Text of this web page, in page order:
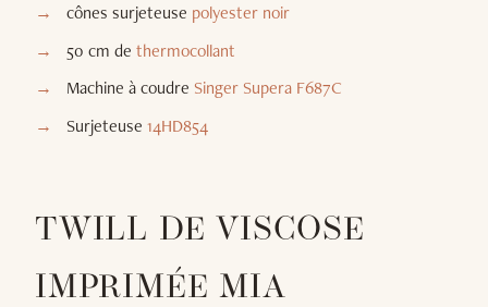
cônes surjeteuse polyester noir
50 cm de thermocollant
Machine à coudre Singer Supera F687C
Surjeteuse 14HD854
TWILL DE VISCOSE
IMPRIMÉE MIA